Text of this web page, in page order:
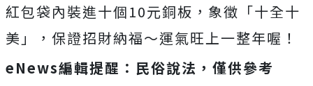
紅包袋內裝進十個10元銅板，象徵「十全十
美」，保證招財納福～運氣旺上一整年喔！
eNews編輯提醒：民俗說法，僅供參考